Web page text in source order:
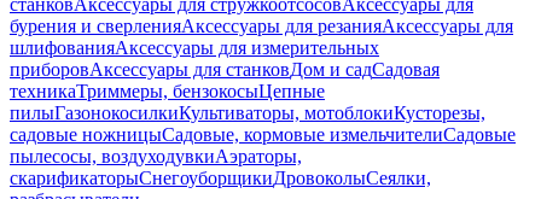
станковАксессуары для стружкоотсосовАксессуары для
бурения и сверленияАксессуары для резанияАксессуары для
шлифованияАксессуары для измерительных
приборовАксессуары для станковДом и садСадовая
техникаТриммеры, бензокосыЦепные
пилыГазонокосилкиКультиваторы, мотоблокиКусторезы,
садовые ножницыСадовые, кормовые измельчителиСадовые
пылесосы, воздуходувкиАэраторы,
скарификаторыСнегоуборщикиДровоколыСеялки,